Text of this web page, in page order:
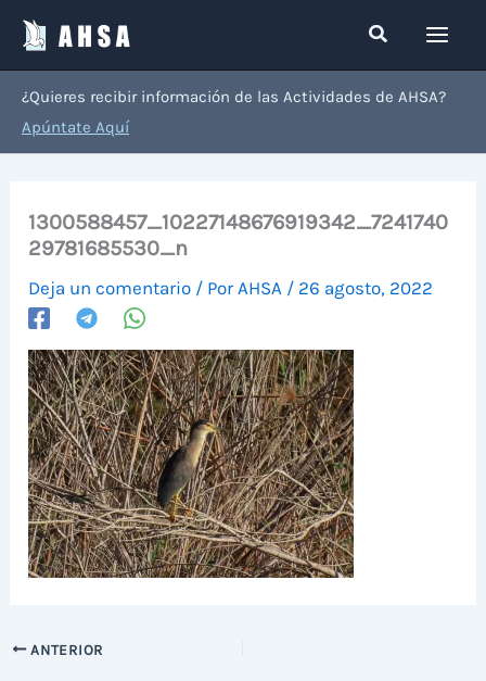
contenido
Buscar
¿Quieres recibir información de las Actividades de AHSA?
Apúntate Aquí
1300588457_10227148676919342_7241740
29781685530_n
Deja un comentario / Por AHSA / 26 agosto, 2022
ANTERIOR